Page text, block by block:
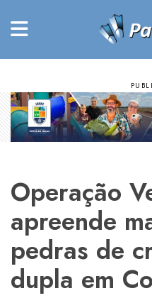
Operação
apreende
pedras de
dupla em